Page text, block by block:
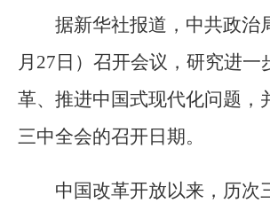
据新华社报道，中共政治
月27日）召开会议，研究进一
革、推进中国式现代化问题，
三中全会的召开日期。
中国改革开放以来，历次